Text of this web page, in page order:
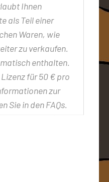
Ihnen
als Teil einer
Waren, wie
zu verkaufen.
enthalten.
für 50 € pro
zur
Sie in den FAQs.